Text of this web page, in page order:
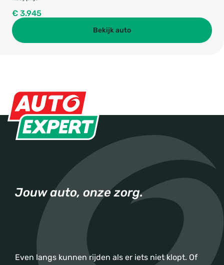
€ 3.945
Bekijk auto
Jouw auto, onze zorg.
Even langs kunnen rijden als er iets niet klopt. Of